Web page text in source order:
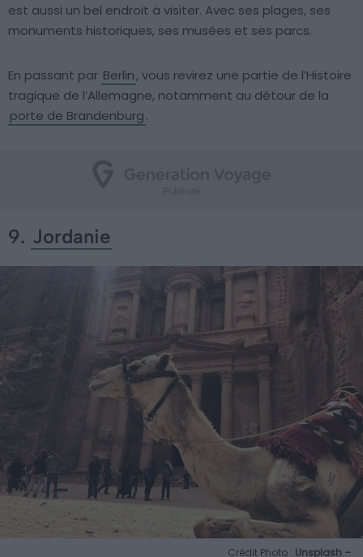
est aussi un bel endroit à visiter. Avec ses plages, ses
monuments historiques, ses musées et ses parcs.
En passant par Berlin, vous revirez une partie de l’Histoire
tragique de l’Allemagne, notamment au détour de la
porte de Brandenburg.
9. Jordanie
Crédit Photo :Unsplash –